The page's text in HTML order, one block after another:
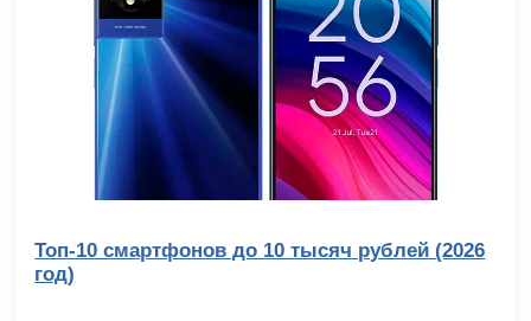
Топ-10 смартфонов до 10 тысяч рублей (2026
год)